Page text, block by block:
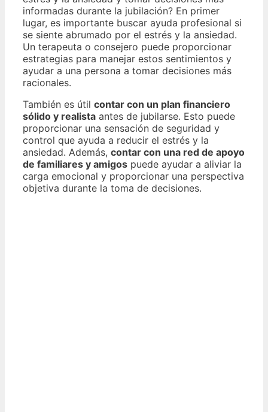
informadas durante la jubilación? En primer
lugar, es importante buscar ayuda profesional si
se siente abrumado por el estrés y la ansiedad.
Un terapeuta o consejero puede proporcionar
estrategias para manejar estos sentimientos y
ayudar a una persona a tomar decisiones más
racionales.
También es útil contar con un plan financiero
sólido y realista antes de jubilarse. Esto puede
proporcionar una sensación de seguridad y
control que ayuda a reducir el estrés y la
ansiedad. Además, contar con una red de apoyo
de familiares y amigos puede ayudar a aliviar la
carga emocional y proporcionar una perspectiva
objetiva durante la toma de decisiones.